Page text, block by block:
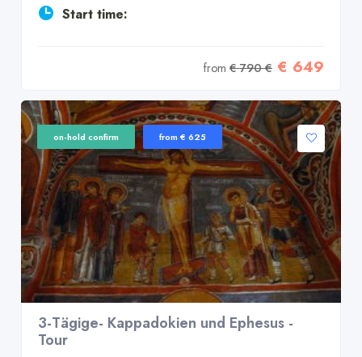
Start time:
from€ 790 € € 649
on-hold confirm from € 625
3-Tägige- Kappadokien und Ephesus -
Tour